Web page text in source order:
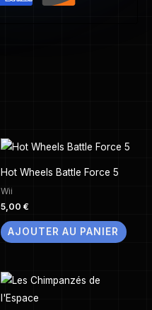
Hot Wheels Battle Force 5
Wii
5,00 €
AJOUTER AU PANIER